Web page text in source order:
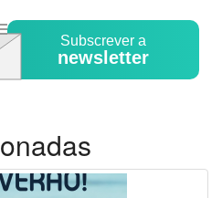
Subscrever a
newsletter